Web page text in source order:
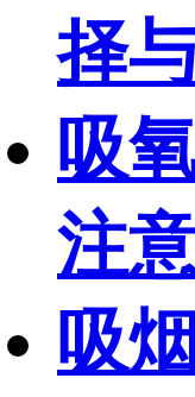
择
吸
注
吸